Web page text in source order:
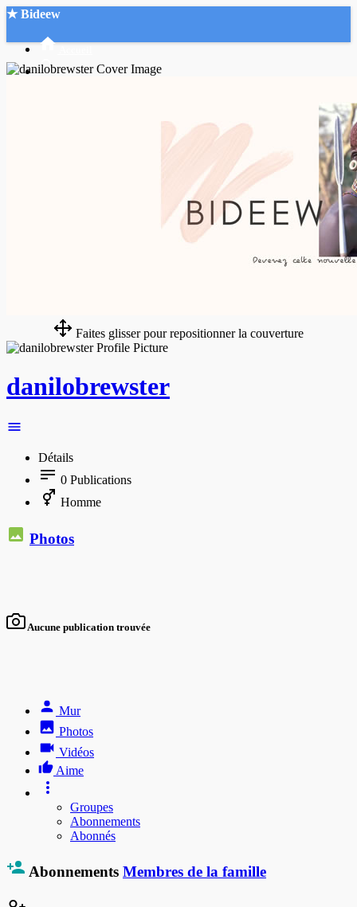
★ Bideew
Faites glisser pour repositionner la couverture
danilobrewster
Détails
0 Publications
Homme
Photos
Aucune publication trouvée
Mur
Photos
Vidéos
Aime
Groupes
Abonnements
Abonnés
Abonnements Membres de la famille